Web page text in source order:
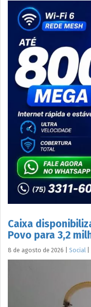
Caixa
Povo para 3,2
8 de agosto de 2026 Social